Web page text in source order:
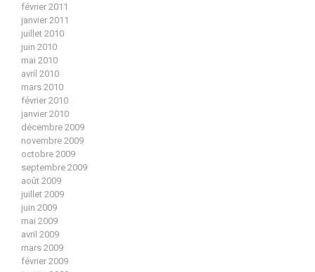
février 2011
janvier 2011
juillet 2010
juin 2010
mai 2010
avril 2010
mars 2010
février 2010
janvier 2010
décembre 2009
novembre 2009
octobre 2009
septembre 2009
août 2009
juillet 2009
juin 2009
mai 2009
avril 2009
mars 2009
février 2009